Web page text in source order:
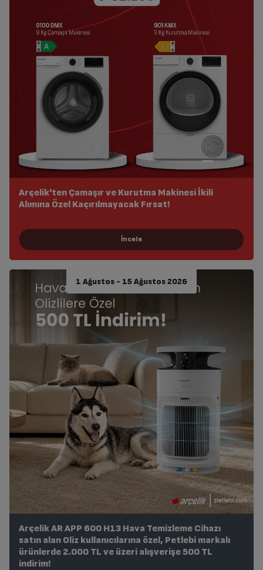
Arçelik'ten Çamaşır ve Kurutma Makinesi İkili
Alımına Özel Kaçırılmayacak Fırsat!
1 Ağustos - 15 Ağustos 2026
Arçelik AR APP 600 H13 Hava Temizleme Cihazı
satın alan Oliz kullanıcılarına özel, Petlebi markalı
ürünlerde 2.000 TL ve üzeri alışverişe 500 TL
indirim!